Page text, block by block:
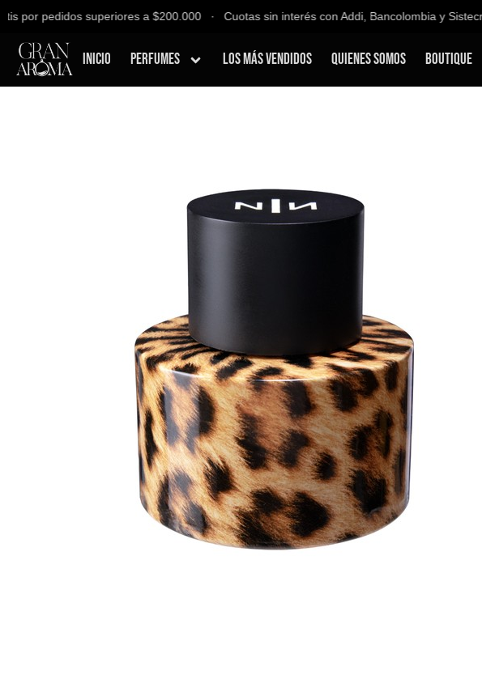
pedidos superiores a $200.000 ∙ Cuotas sin interés con Addi, Bancolombia y
Inicio Perfumes Los Más Vendidos Quienes Somos Boutique